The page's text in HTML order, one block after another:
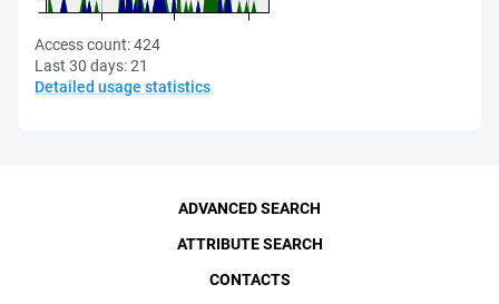
Access count:424
Last 30 days:21
Detailed usage statistics
ADVANCED SEARCH
ATTRIBUTE SEARCH
CONTACTS